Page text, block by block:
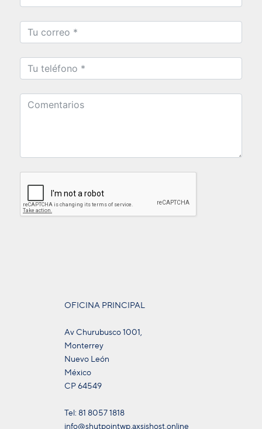
OFICINA PRINCIPAL
Av Churubusco 1001,
Monterrey
Nuevo León
México
CP 64549
Tel: 81 8057 1818
info@shutpointwp.axsishost.online